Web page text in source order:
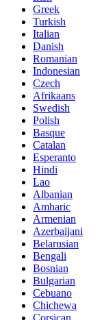
Greek
Turkish
Italian
Danish
Romanian
Indonesian
Czech
Afrikaans
Swedish
Polish
Basque
Catalan
Esperanto
Hindi
Lao
Albanian
Amharic
Armenian
Azerbaijani
Belarusian
Bengali
Bosnian
Bulgarian
Cebuano
Chichewa
Corsican